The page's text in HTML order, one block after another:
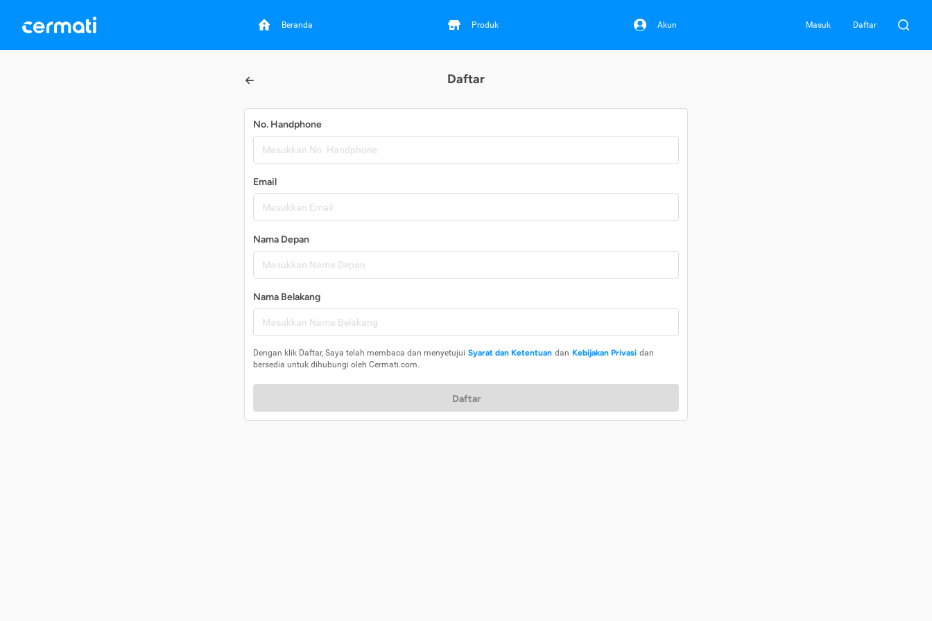
Beranda Produk Akun Masuk Daftar
Daftar
No. Handphone
Email
Nama Depan
Nama Belakang
Dengan klik Daftar, Saya telah membaca dan menyetujui Syarat dan Ketentuan dan Kebijakan Privasi dan
bersedia untuk dihubungi oleh Cermati.com.
Daftar